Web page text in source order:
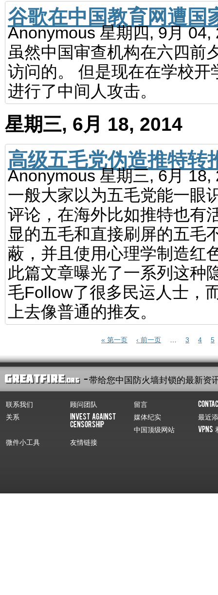
谷歌在中国教育网遭国
Anonymous星期四, 9月 04,
虽然中国审查机构在六四前
访问的。 但是现在在学校
进行了中间人攻击。
星期三, 6月 18, 2014
高级五毛党伪造推特转
Anonymous星期三, 6月 18,
一般大家以为五毛党能一眼
评论，在海外比如推特也有
显的五毛和直接刷屏的五毛
蔽，并且使用心理学制造红
此篇文章曝光了一系列这种
毛Follow了很多民运人士，
上去像普通的推友。
« 第一页 ‹ 前一页 3 4 5
- 带给您中国防火墙封锁的最新资
联系我们 顾问团队 留言
关系
Invest Against
Censorship
媒体纪实
最近
中国顶级网站
VPNs
微件小工具
友情链接